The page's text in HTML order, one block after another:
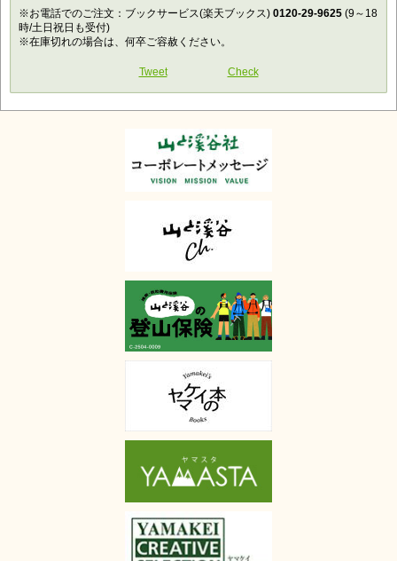
※お電話でのご注文：ブックサービス(楽天ブックス) 0120-29-9625 (9～18
時/土日祝日も受付)
※在庫切れの場合は、何卒ご容赦ください。
Tweet Check